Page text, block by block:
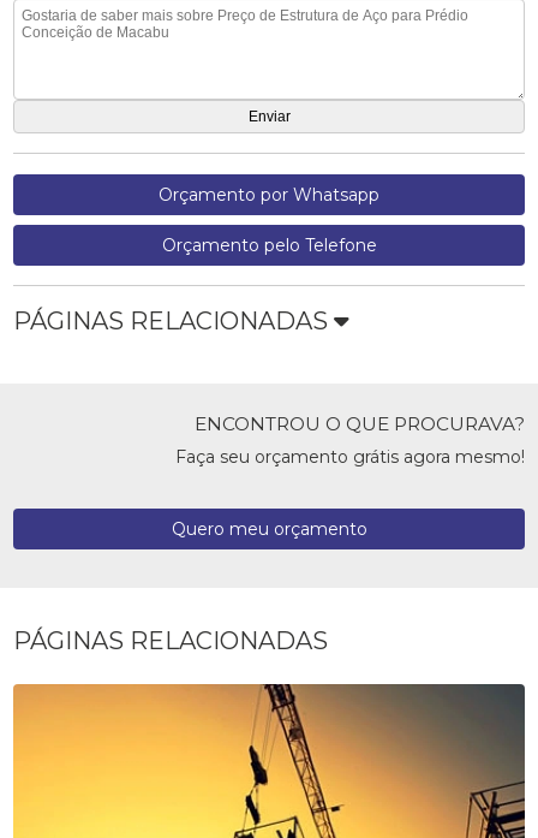
Orçamento por Whatsapp
Orçamento pelo Telefone
PÁGINAS RELACIONADAS
ENCONTROU O QUE PROCURAVA?
Faça seu orçamento grátis agora mesmo!
Quero meu orçamento
PÁGINAS RELACIONADAS